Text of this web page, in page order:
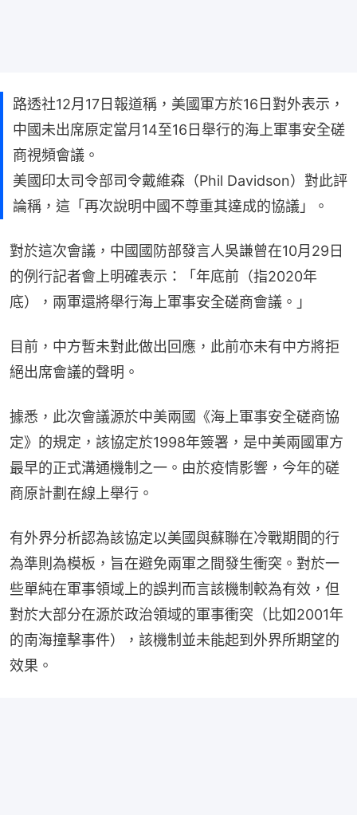
路透社12月17日報道稱，美國軍方於16日對外表示，
中國未出席原定當月14至16日舉行的海上軍事安全磋
商視頻會議。
美國印太司令部司令戴維森（Phil Davidson）對此評
論稱，這「再次說明中國不尊重其達成的協議」。
對於這次會議，中國國防部發言人吳謙曾在10月29日
的例行記者會上明確表示：「年底前（指2020年
底），兩軍還將舉行海上軍事安全磋商會議。」
目前，中方暫未對此做出回應，此前亦未有中方將拒
絕出席會議的聲明。
據悉，此次會議源於中美兩國《海上軍事安全磋商協
定》的規定，該協定於1998年簽署，是中美兩國軍方
最早的正式溝通機制之一。由於疫情影響，今年的磋
商原計劃在線上舉行。
有外界分析認為該協定以美國與蘇聯在冷戰期間的行
為準則為模板，旨在避免兩軍之間發生衝突。對於一
些單純在軍事領域上的誤判而言該機制較為有效，但
對於大部分在源於政治領域的軍事衝突（比如2001年
的南海撞擊事件），該機制並未能起到外界所期望的
效果。